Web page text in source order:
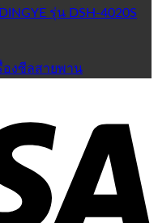
รุ่น DSH-4020S
องซีลสายพาน